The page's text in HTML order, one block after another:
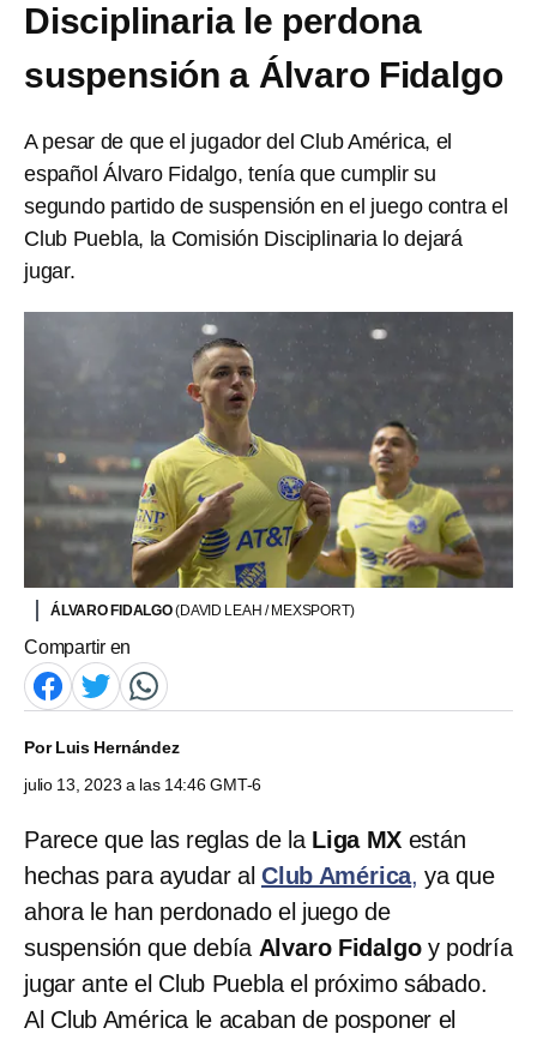
Disciplinaria le perdona
suspensión a Álvaro Fidalgo
A pesar de que el jugador del Club América, el
español Álvaro Fidalgo, tenía que cumplir su
segundo partido de suspensión en el juego contra el
Club Puebla, la Comisión Disciplinaria lo dejará
jugar.
ÁLVARO FIDALGO(DAVID LEAH / MEXSPORT)
Compartir en
PorLuis Hernández
julio 13, 2023 a las 14:46 GMT-6
Parece que las reglas de laLiga MX están
hechas para ayudar alClub América, ya que
ahora le han perdonado el juego de
suspensión que debía Alvaro Fidalgo y podría
jugar ante el Club Puebla el próximo sábado.
Al Club América le acaban de posponer el